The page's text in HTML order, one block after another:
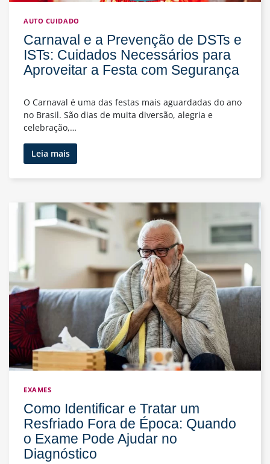
AUTO CUIDADO
Carnaval e a Prevenção de DSTs e
ISTs: Cuidados Necessários para
Aproveitar a Festa com Segurança
O Carnaval é uma das festas mais aguardadas do ano
no Brasil. São dias de muita diversão, alegria e
celebração,…
Leia maisCarnaval
e
a
de
DSTs
e
Necessários
para
Aproveitar
a
Festa
com
Segurança
EXAMES
Como Identificar e Tratar um
Resfriado Fora de Época: Quando
o Exame Pode Ajudar no
Diagnóstico